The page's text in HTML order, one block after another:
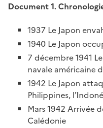
Document 1.
1937 Le Japon
1940 Le Japon
7 décembre 1941
navale américaine
1942 Le Japon
Philippines,
Mars 1942 Arrivée
Calédonie